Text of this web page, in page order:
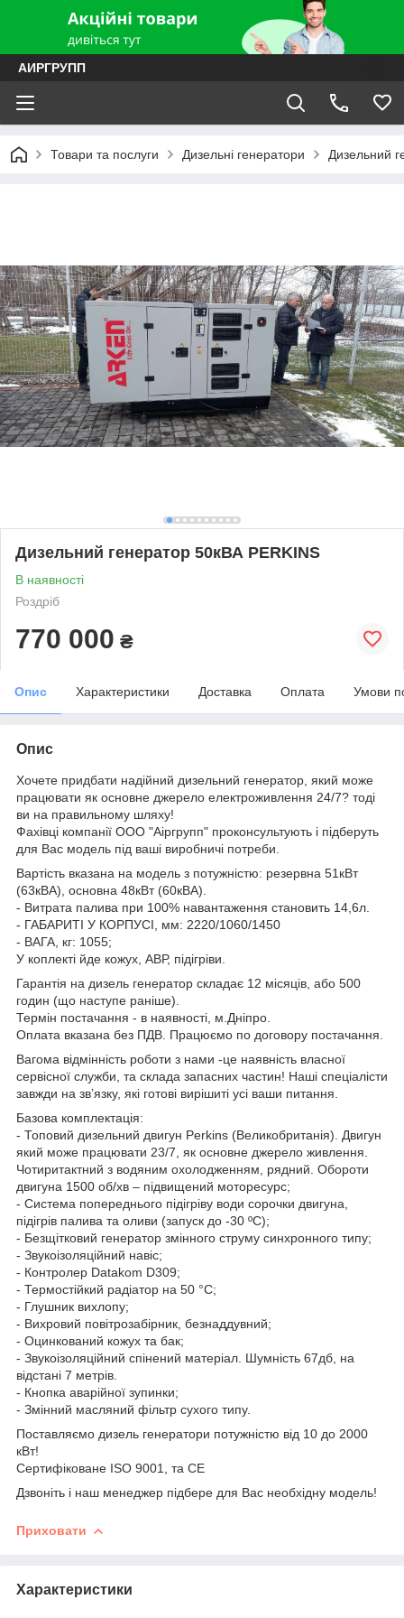
АИРГРУПП
Товари та послуги Дизельні генератори Дизельний
Дизельний генератор 50кВА PERKINS
В наявності
Роздріб
770 000 ₴
Опис Характеристики Доставка Оплата Умови
Опис
Хочете придбати надійний дизельний генератор, який може
працювати як основне джерело електроживлення 24/7? тоді
ви на правильному шляху!
Фахівці компанії ООО "Аіргрупп" проконсультують і підберуть
для Вас модель під ваші виробничі потреби.
Вартість вказана на модель з потужністю: резервна 51кВт
(63кВА), основна 48кВт (60кВА).
- Витрата палива при 100% навантаження становить 14,6л.
- ГАБАРИТІ У КОРПУСІ, мм: 2220/1060/1450
- ВАГА, кг: 1055;
У коплекті йде кожух, АВР, підігріви.
Гарантія на дизель генератор складає 12 місяців, або 500
годин (що наступе раніше).
Термін постачання - в наявності, м.Дніпро.
Оплата вказана без ПДВ. Працюємо по договору постачання.
Вагома відмінність роботи з нами -це наявність власної
сервісної служби, та склада запасних частин! Наші спеціалісти
завжди на зв’язку, які готові вирішиті усі ваши питання.
Базова комплектація:
- Топовий дизельний двигун Perkins (Великобританія). Двигун
який може працювати 23/7, як основне джерело живлення.
Чотиритактний з водяним охолодженням, рядний. Обороти
двигуна 1500 об/хв – підвищений моторесурс;
- Система попереднього підігріву води сорочки двигуна,
підігрів палива та оливи (запуск до -30 ºС);
- Безщітковий генератор змінного струму синхронного типу;
- Звукоізоляційний навіс;
- Контролер Datakom D309;
- Термостійкий радіатор на 50 °C;
- Глушник вихлопу;
- Вихровий повітрозабірник, безнаддувний;
- Оцинкований кожух та бак;
- Звукоізоляційний спінений матеріал. Шумність 67дб, на
відстані 7 метрів.
- Кнопка аварійної зупинки;
- Змінний масляний фільтр сухого типу.
Поставляємо дизель генератори потужністю від 10 до 2000
кВт!
Сертифіковане ISO 9001, та CE
Дзвоніть і наш менеджер підбере для Вас необхідну модель!
Приховати
Характеристики